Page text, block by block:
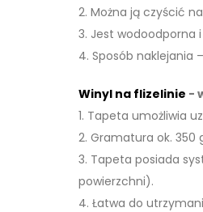
2. Można ją czyścić
3. Jest wodoodporna
4. Sposób naklejania
Winyl na flizelinie -
1. Tapeta umożliwia
2. Gramatura ok. 350
3. Tapeta posiada
powierzchni).
4. Łatwa do